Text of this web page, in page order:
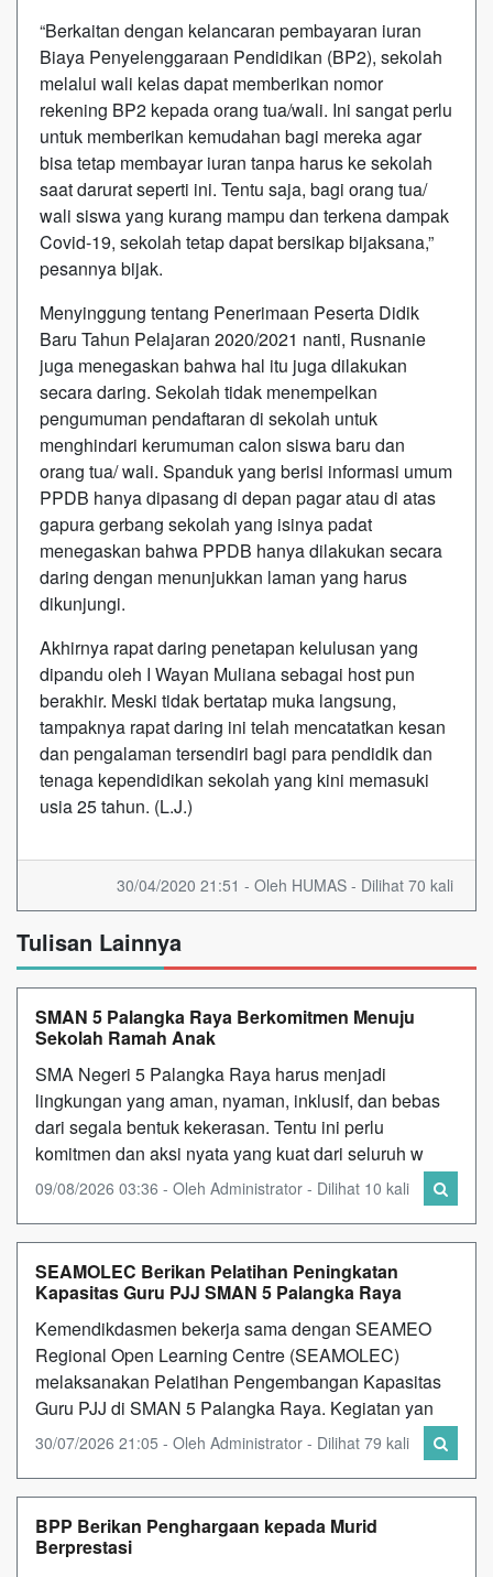
“Berkaitan dengan kelancaran pembayaran iuran
Biaya Penyelenggaraan Pendidikan (BP2), sekolah
melalui wali kelas dapat memberikan nomor
rekening BP2 kepada orang tua/wali. Ini sangat perlu
untuk memberikan kemudahan bagi mereka agar
bisa tetap membayar iuran tanpa harus ke sekolah
saat darurat seperti ini. Tentu saja, bagi orang tua/
wali siswa yang kurang mampu dan terkena dampak
Covid-19, sekolah tetap dapat bersikap bijaksana,”
pesannya bijak.
Menyinggung tentang Penerimaan Peserta Didik
Baru Tahun Pelajaran 2020/2021 nanti, Rusnanie
juga menegaskan bahwa hal itu juga dilakukan
secara daring. Sekolah tidak menempelkan
pengumuman pendaftaran di sekolah untuk
menghindari kerumuman calon siswa baru dan
orang tua/ wali. Spanduk yang berisi informasi umum
PPDB hanya dipasang di depan pagar atau di atas
gapura gerbang sekolah yang isinya padat
menegaskan bahwa PPDB hanya dilakukan secara
daring dengan menunjukkan laman yang harus
dikunjungi.
Akhirnya rapat daring penetapan kelulusan yang
dipandu oleh I Wayan Muliana sebagai host pun
berakhir. Meski tidak bertatap muka langsung,
tampaknya rapat daring ini telah mencatatkan kesan
dan pengalaman tersendiri bagi para pendidik dan
tenaga kependidikan sekolah yang kini memasuki
usia 25 tahun. (L.J.)
30/04/2020 21:51 - Oleh HUMAS - Dilihat 70 kali
Tulisan Lainnya
SMAN 5 Palangka Raya Berkomitmen Menuju
Sekolah Ramah Anak
SMA Negeri 5 Palangka Raya harus menjadi
lingkungan yang aman, nyaman, inklusif, dan bebas
dari segala bentuk kekerasan. Tentu ini perlu
komitmen dan aksi nyata yang kuat dari seluruh w
09/08/2026 03:36 - Oleh Administrator - Dilihat 10 kali
SEAMOLEC Berikan Pelatihan Peningkatan
Kapasitas Guru PJJ SMAN 5 Palangka Raya
Kemendikdasmen bekerja sama dengan SEAMEO
Regional Open Learning Centre (SEAMOLEC)
melaksanakan Pelatihan Pengembangan Kapasitas
Guru PJJ di SMAN 5 Palangka Raya. Kegiatan yan
30/07/2026 21:05 - Oleh Administrator - Dilihat 79 kali
BPP Berikan Penghargaan kepada Murid
Berprestasi